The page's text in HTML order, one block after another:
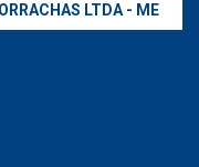
LTDA - ME